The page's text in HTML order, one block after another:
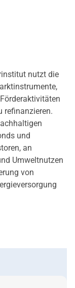
nutzt die
refinanzieren.
und
an
Umweltnutzen
von